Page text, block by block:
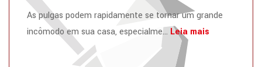
As pulgas podem rapidamente se tornar um grande
incômodo em sua casa, especialme... Leia mais